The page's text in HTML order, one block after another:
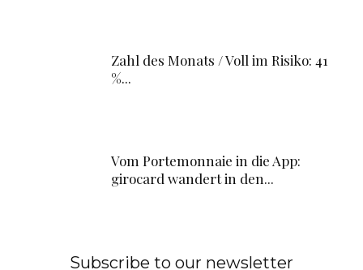
Zahl des Monats / Voll im Risiko: 41
%...
Vom Portemonnaie in die App:
girocard wandert in den...
Subscribe to our newsletter